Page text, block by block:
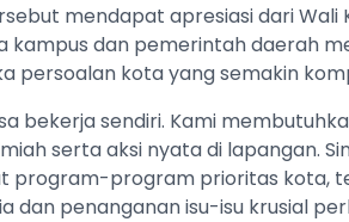
mendapat apresiasi dari Wali
kampus dan pemerintah daerah
persoalan kota yang semakin
bekerja sendiri. Kami
serta aksi nyata di lapangan.
program-program prioritas kota,
dan penanganan isu-isu krusial